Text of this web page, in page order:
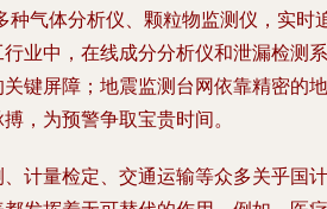
种气体分析仪、颗粒物监测仪，实时
业中，在线成分分析仪和泄漏检测系
键屏障；地震监测台网依靠精密的地
，为预警争取宝贵时间。
计量检定、交通运输等众多关乎国计